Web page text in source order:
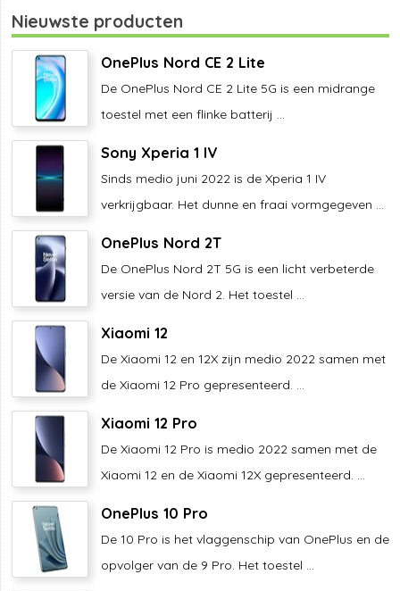
Nieuwste producten
OnePlus Nord CE 2 Lite
De OnePlus Nord CE 2 Lite 5G is een midrange
toestel met een flinke batterij ...
Sony Xperia 1 IV
Sinds medio juni 2022 is de Xperia 1 IV
verkrijgbaar. Het dunne en fraai vormgegeven ...
OnePlus Nord 2T
De OnePlus Nord 2T 5G is een licht verbeterde
versie van de Nord 2. Het toestel ...
Xiaomi 12
De Xiaomi 12 en 12X zijn medio 2022 samen met
de Xiaomi 12 Pro gepresenteerd. ...
Xiaomi 12 Pro
De Xiaomi 12 Pro is medio 2022 samen met de
Xiaomi 12 en de Xiaomi 12X gepresenteerd. ...
OnePlus 10 Pro
De 10 Pro is het vlaggenschip van OnePlus en de
opvolger van de 9 Pro. Het toestel ...